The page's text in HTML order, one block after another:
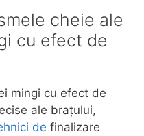
cheie ale
cu efect de
mingi cu efect de
ale brațului,
de finalizare